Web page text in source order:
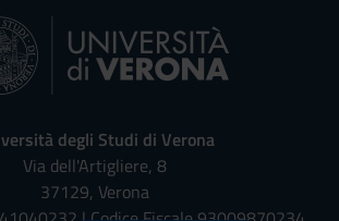
degli Studi di Verona
Via dell'Artigliere, 8
37129, Verona